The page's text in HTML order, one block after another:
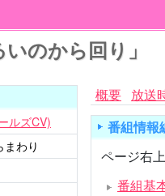
のから回り」
概要 放送
番組情報
ページ右
番組基
ルズCV)
わり